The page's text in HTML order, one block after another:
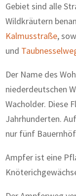
Gebiet sind alle
Wildkräutern
Kalmusstraße,
und
Der Name des
niederdeutschen
Wacholder. Diese
Jahrhunderten.
nur fünf
Ampfer ist eine